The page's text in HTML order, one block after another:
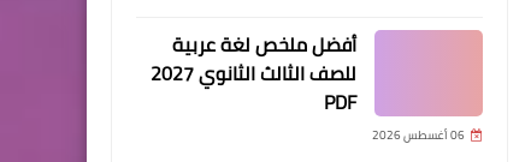
أفضل ملخص لغة عربية
للصف الثالث الثانوي 2027
PDF
06 أغسطس 2026